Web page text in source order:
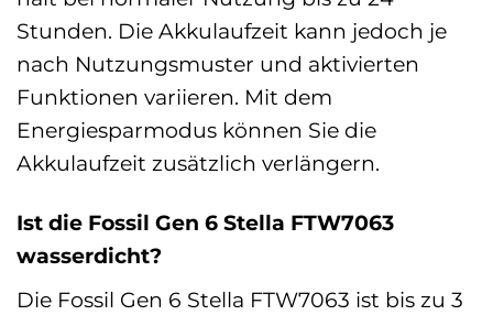
Stunden. Die Akkulaufzeit kann jedoch je
nach Nutzungsmuster und aktivierten
Funktionen variieren. Mit dem
Energiesparmodus können Sie die
Akkulaufzeit zusätzlich verlängern.
Ist die Fossil Gen 6 Stella FTW7063
wasserdicht?
Die Fossil Gen 6 Stella FTW7063 ist bis zu 3